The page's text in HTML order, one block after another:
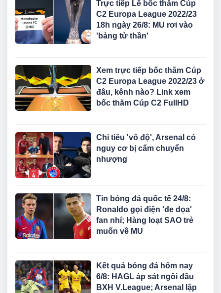
Trực tiếp Lễ bốc thăm Cúp
C2 Europa League 2022/23
18h ngày 26/8: MU rơi vào
'bảng tử thần'
Xem trực tiếp bốc thăm Cúp
C2 Europa League 2022/23 ở
đâu, kênh nào? Link xem
bốc thăm Cúp C2 FullHD
Chi tiêu 'vô độ', Arsenal có
nguy cơ bị cấm chuyển
nhượng
Tin bóng đá quốc tế 24/8:
Ronaldo gọi điện 'đe dọa'
fan nhí; Hàng loạt SAO trẻ
muốn về MU
Kết quả bóng đá hôm nay
6/8: HAGL áp sát ngôi đầu
BXH V.League; Arsenal lập